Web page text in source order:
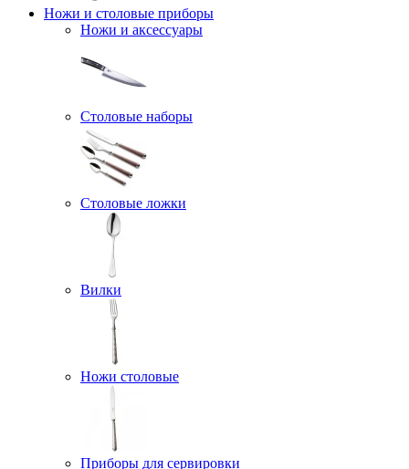
Ножи и столовые приборы
Ножи и аксессуары
Столовые наборы
Столовые ложки
Вилки
Ножи столовые
Приборы для сервировки